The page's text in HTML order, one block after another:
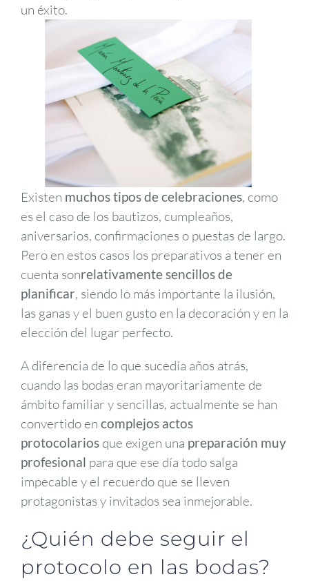
un éxito.
Existen muchos tipos de celebraciones, como
es el caso de los bautizos, cumpleaños,
aniversarios, confirmaciones o puestas de largo.
Pero en estos casos los preparativos a tener en
cuenta sonrelativamente sencillos de
planificar, siendo lo más importante la ilusión,
las ganas y el buen gusto en la decoración y en la
elección del lugar perfecto.
A diferencia de lo que sucedía años atrás,
cuando las bodas eran mayoritariamente de
ámbito familiar y sencillas, actualmente se han
convertido en complejos actos
protocolariosque exigen una preparación muy
profesional para que ese día todo salga
impecable y el recuerdo que se lleven
protagonistas y invitados sea inmejorable.
¿Quién debe seguir el
protocolo en las bodas?